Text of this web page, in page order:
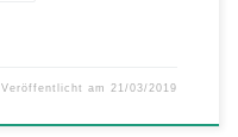
Veröffentlicht am21/03/2019